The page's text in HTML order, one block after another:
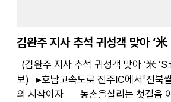
보) ▸호남고속도로 전주IC에서「전북쌀 애용은 고향 사랑
의 시작이자 농촌을살리는 첫걸음 이다.」는 고향방문 귀